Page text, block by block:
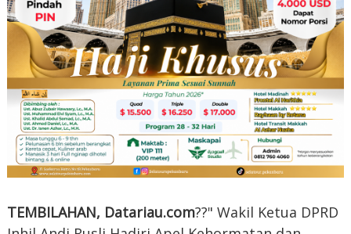
TEMBILAHAN, Datariau.com??" Wakil Ketua DPRD